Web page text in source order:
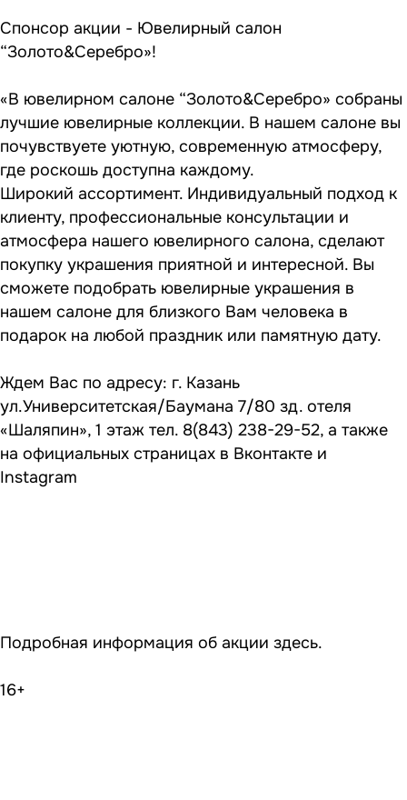
Спонсор акции - Ювелирный салон
“Золото&Cеребро»!
«В ювелирном салоне “Золото&Cеребро» собраны
лучшие ювелирные коллекции. В нашем салоне вы
почувствуете уютную, современную атмосферу,
где роскошь доступна каждому.
Широкий ассортимент. Индивидуальный подход к
клиенту, профессиональные консультации и
атмосфера нашего ювелирного салона, сделают
покупку украшения приятной и интересной. Вы
сможете подобрать ювелирные украшения в
нашем салоне для близкого Вам человека в
подарок на любой праздник или памятную дату.
Ждем Вас по адресу: г. Казань
ул.Университетская/Баумана 7/80 зд. отеля
«Шаляпин», 1 этаж тел. 8(843) 238-29-52, а также
на официальных страницах в Вконтакте и
Instagram
Подробная информация об акции здесь.
16+